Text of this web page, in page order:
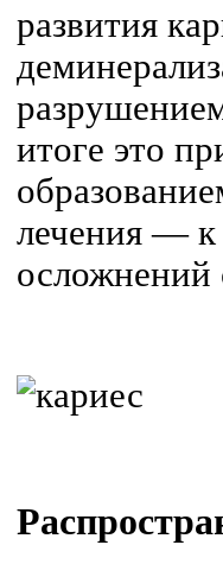
развития
итоге это
лечения — к
осложнений